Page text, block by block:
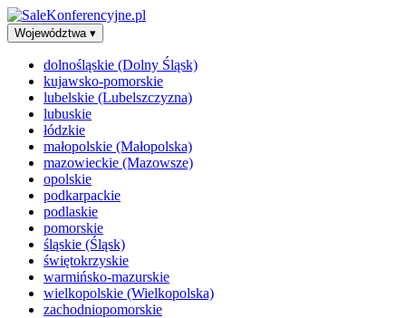
Województwa ▾
dolnośląskie (Dolny Śląsk)
kujawsko-pomorskie
lubelskie (Lubelszczyzna)
lubuskie
łódzkie
małopolskie (Małopolska)
mazowieckie (Mazowsze)
opolskie
podkarpackie
podlaskie
pomorskie
śląskie (Śląsk)
świętokrzyskie
warmińsko-mazurskie
wielkopolskie (Wielkopolska)
zachodniopomorskie